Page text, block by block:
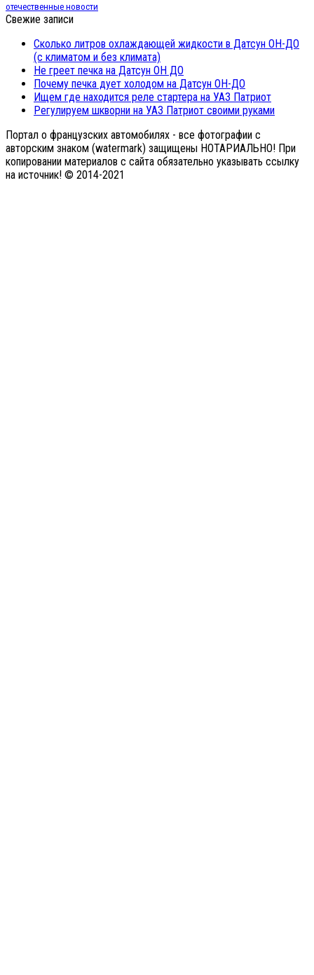
отечественные новости
Свежие записи
Сколько литров охлаждающей жидкости в Датсун ОН-ДО
(с климатом и без климата)
Не греет печка на Датсун ОН ДО
Почему печка дует холодом на Датсун ОН-ДО
Ищем где находится реле стартера на УАЗ Патриот
Регулируем шкворни на УАЗ Патриот своими руками
Портал о французских автомобилях - все фотографии с
авторским знаком (watermark) защищены НОТАРИАЛЬНО! При
копировании материалов с сайта обязательно указывать ссылку
на источник! © 2014-2021